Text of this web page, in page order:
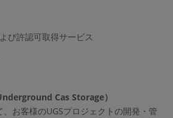
び許認可取得サービス
Cas Storage）
お客様のUGSプロジェクトの開発・管